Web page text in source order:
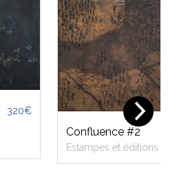
320€
Confluence #2
Estampes et éditions